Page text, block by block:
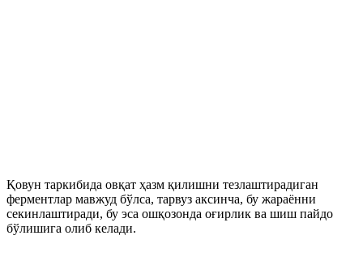
Қовун таркибида овқат ҳазм қилишни тезлаштирадиган
ферментлар мавжуд бўлса, тарвуз аксинча, бу жараённи
секинлаштиради, бу эса ошқозонда оғирлик ва шиш пайдо
бўлишига олиб келади.